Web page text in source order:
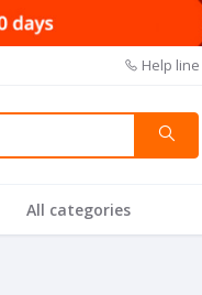
Help line
All categories